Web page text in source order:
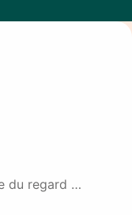
du regard …